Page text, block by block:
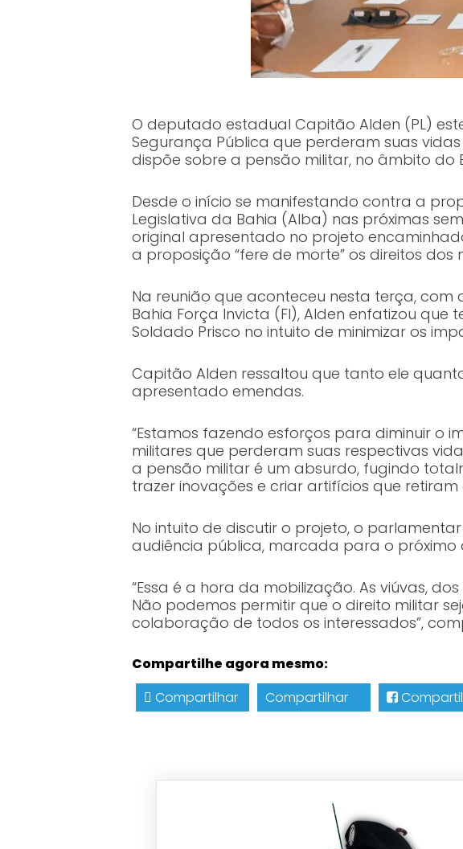
O deputado estadual Capitão Alden (PL)
Segurança Pública que perderam suas
dispõe sobre a pensão militar, no âmbito do
Desde o início se manifestando contra a
Legislativa da Bahia (Alba) nas próximas
original apresentado no projeto
a proposição “fere de morte” os direitos dos
Na reunião que aconteceu nesta terça, com
Bahia Força Invicta (FI), Alden enfatizou
Soldado Prisco no intuito de minimizar os
Capitão Alden ressaltou que tanto ele
apresentado emendas.
“Estamos fazendo esforços para diminuir o
militares que perderam suas respectivas
a pensão militar é um absurdo, fugindo
trazer inovações e criar artifícios que retiram
No intuito de discutir o projeto, o
audiência pública, marcada para o próximo
“Essa é a hora da mobilização. As viúvas,
Não podemos permitir que o direito militar
colaboração de todos os interessados”,
Compartilhe agora mesmo:
Compartilhar
Compartilhar